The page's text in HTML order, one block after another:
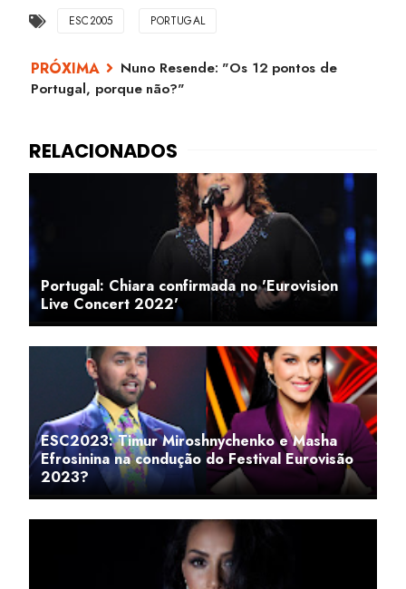
ESC2005 PORTUGAL
Nuno Resende: "Os 12 pontos de
Portugal, porque não?"
Portugal: Chiara confirmada no 'Eurovision
Live Concert 2022'
ESC2023: Timur Miroshnychenko e Masha
Efrosinina na condução do Festival Eurovisão
2023?